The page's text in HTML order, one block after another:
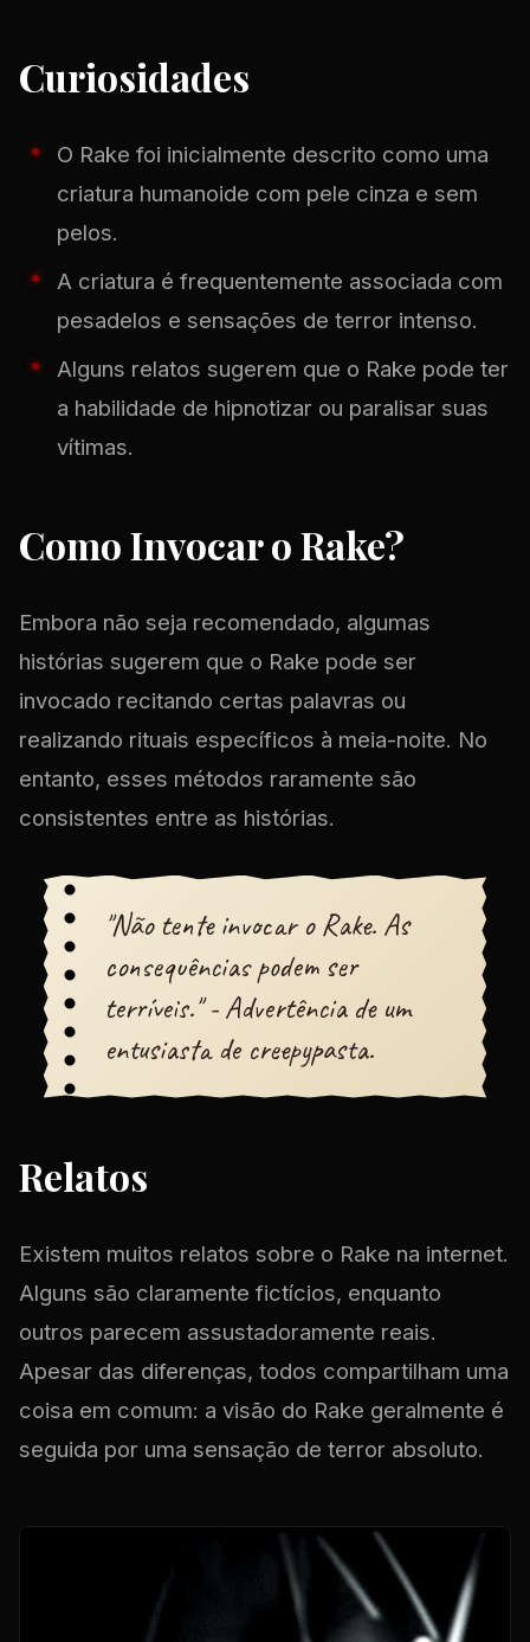
Curiosidades
O Rake foi inicialmente descrito como uma
criatura humanoide com pele cinza e sem
pelos.
A criatura é frequentemente associada com
pesadelos e sensações de terror intenso.
Alguns relatos sugerem que o Rake pode ter
a habilidade de hipnotizar ou paralisar suas
vítimas.
Como Invocar o Rake?
Embora não seja recomendado, algumas
histórias sugerem que o Rake pode ser
invocado recitando certas palavras ou
realizando rituais específicos à meia-noite. No
entanto, esses métodos raramente são
consistentes entre as histórias.
"Não tente invocar o Rake. As
consequências podem ser
terríveis." - Advertência de um
entusiasta de creepypasta.
Relatos
Existem muitos relatos sobre o Rake na internet.
Alguns são claramente fictícios, enquanto
outros parecem assustadoramente reais.
Apesar das diferenças, todos compartilham uma
coisa em comum: a visão do Rake geralmente é
seguida por uma sensação de terror absoluto.